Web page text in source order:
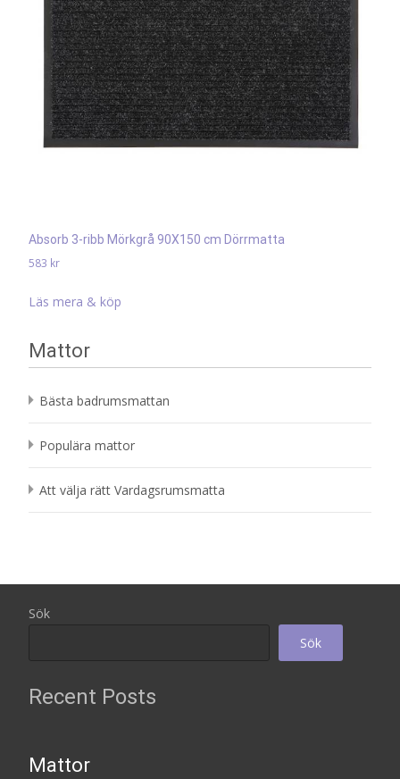
Absorb 3-ribb Mörkgrå 90X150 cm Dörrmatta
583 kr
Läs mera & köp
Mattor
Bästa badrumsmattan
Populära mattor
Att välja rätt Vardagsrumsmatta
Sök
Sök
Recent Posts
Mattor